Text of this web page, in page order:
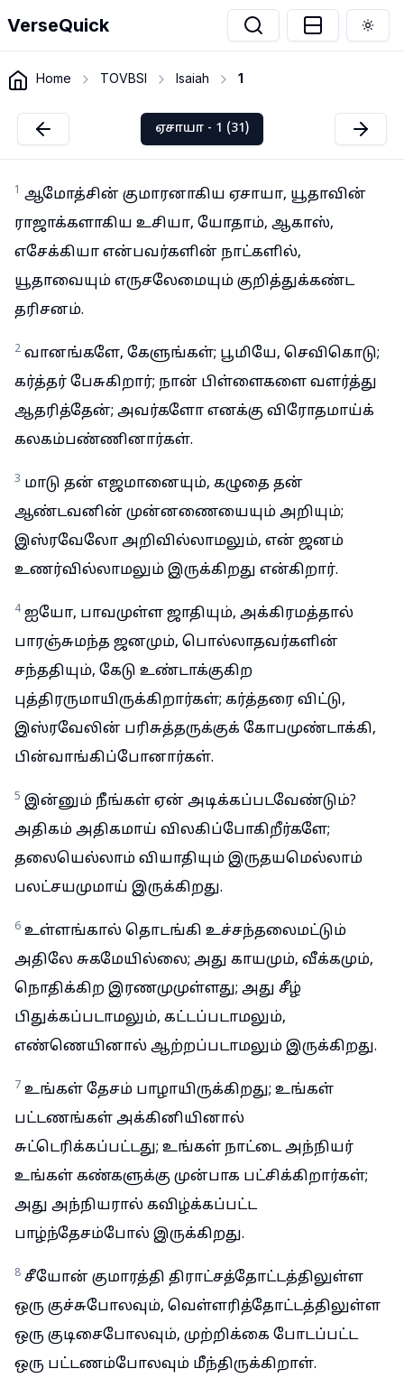
VerseQuick
Home TOVBSI Isaiah 1
ஏசாயா - 1 (31)
1 ஆமோத்சின் குமாரனாகிய ஏசாயா, யூதாவின்
ராஜாக்களாகிய உசியா, யோதாம், ஆகாஸ்,
எசேக்கியா என்பவர்களின் நாட்களில்,
யூதாவையும் எருசலேமையும் குறித்துக்கண்ட
தரிசனம்.
2 வானங்களே, கேளுங்கள்; பூமியே, செவிகொடு;
கர்த்தர் பேசுகிறார்; நான் பிள்ளைகளை வளர்த்து
ஆதரித்தேன்; அவர்களோ எனக்கு விரோதமாய்க்
கலகம்பண்ணினார்கள்.
3 மாடு தன் எஜமானையும், கழுதை தன்
ஆண்டவனின் முன்னணையையும் அறியும்;
இஸ்ரவேலோ அறிவில்லாமலும், என் ஜனம்
உணர்வில்லாமலும் இருக்கிறது என்கிறார்.
4 ஐயோ, பாவமுள்ள ஜாதியும், அக்கிரமத்தால்
பாரஞ்சுமந்த ஜனமும், பொல்லாதவர்களின்
சந்ததியும், கேடு உண்டாக்குகிற
புத்திரருமாயிருக்கிறார்கள்; கர்த்தரை விட்டு,
இஸ்ரவேலின் பரிசுத்தருக்குக் கோபமுண்டாக்கி,
பின்வாங்கிப்போனார்கள்.
5 இன்னும் நீங்கள் ஏன் அடிக்கப்படவேண்டும்?
அதிகம் அதிகமாய் விலகிப்போகிறீர்களே;
தலையெல்லாம் வியாதியும் இருதயமெல்லாம்
பலட்சயமுமாய் இருக்கிறது.
6 உள்ளங்கால் தொடங்கி உச்சந்தலைமட்டும்
அதிலே சுகமேயில்லை; அது காயமும், வீக்கமும்,
நொதிக்கிற இரணமுமுள்ளது; அது சீழ்
பிதுக்கப்படாமலும், கட்டப்படாமலும்,
எண்ணெயினால் ஆற்றப்படாமலும் இருக்கிறது.
7 உங்கள் தேசம் பாழாயிருக்கிறது; உங்கள்
பட்டணங்கள் அக்கினியினால்
சுட்டெரிக்கப்பட்டது; உங்கள் நாட்டை அந்நியர்
உங்கள் கண்களுக்கு முன்பாக பட்சிக்கிறார்கள்;
அது அந்நியரால் கவிழ்க்கப்பட்ட
பாழ்ந்தேசம்போல் இருக்கிறது.
8 சீயோன் குமாரத்தி திராட்சத்தோட்டத்திலுள்ள
ஒரு குச்சுபோலவும், வெள்ளரித்தோட்டத்திலுள்ள
ஒரு குடிசைபோலவும், முற்றிக்கை போடப்பட்ட
ஒரு பட்டணம்போலவும் மீந்திருக்கிறாள்.